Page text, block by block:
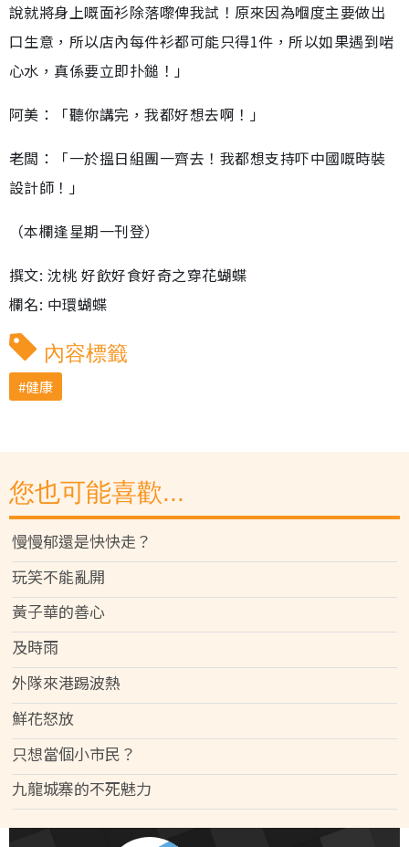
說就將身上嘅面衫除落嚟俾我試！原來因為嗰度主要做出
口生意，所以店內每件衫都可能只得1件，所以如果遇到啱
心水，真係要立即扑鎚！」
阿美：「聽你講完，我都好想去啊！」
老闆：「一於搵日組團一齊去！我都想支持吓中國嘅時裝
設計師！」
（本欄逢星期一刊登）
撰文: 沈桃 好飲好食好奇之穿花蝴蝶
欄名: 中環蝴蝶
內容標籤
健康
您也可能喜歡...
慢慢郁還是快快走？
玩笑不能亂開
黃子華的善心
及時雨
外隊來港踢波熱
鮮花怒放
只想當個小市民？
九龍城寨的不死魅力